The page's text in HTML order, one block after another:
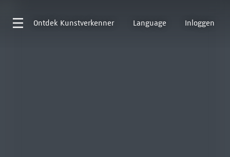
Ontdek Kunstverkenner Language Inloggen